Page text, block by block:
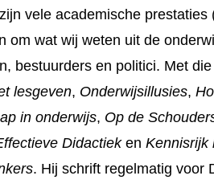
vele academische prestaties
om wat wij weten uit de
bestuurders en politici. Met
lesgeven, Onderwijsillusies,
in onderwijs, Op de
Didactieken Kennisrijk
. Hij schrift regelmatig voor